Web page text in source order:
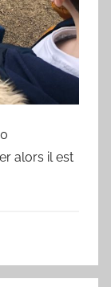
alors il est